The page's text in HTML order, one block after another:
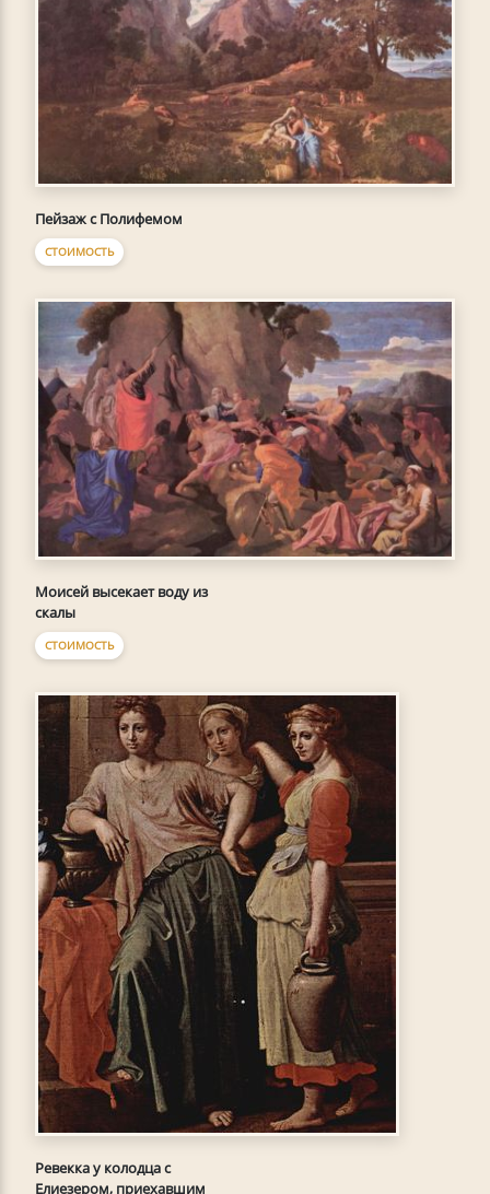
Пейзаж с Полифемом
СТОИМОСТЬ
Моисей высекает воду из
скалы
СТОИМОСТЬ
Ревекка у колодца с
Елиезером, приехавшим